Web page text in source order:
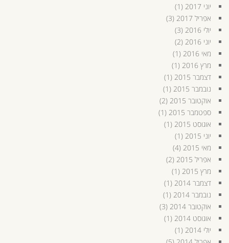
יוני 2017
(1)
אפריל 2017
(3)
יולי 2016
(3)
יוני 2016
(2)
מאי 2016
(1)
מרץ 2016
(1)
דצמבר 2015
(1)
נובמבר 2015
(1)
אוקטובר 2015
(2)
ספטמבר 2015
(1)
אוגוסט 2015
(1)
יוני 2015
(1)
מאי 2015
(4)
אפריל 2015
(2)
מרץ 2015
(1)
דצמבר 2014
(1)
נובמבר 2014
(1)
אוקטובר 2014
(3)
אוגוסט 2014
(1)
יולי 2014
(1)